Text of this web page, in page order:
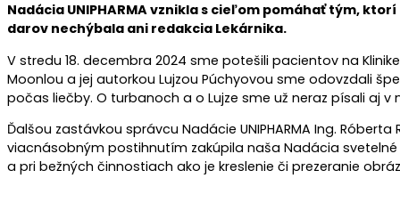
Nadácia UNIPHARMA vznikla s cieľom pomáhať tým,
darov nechýbala ani redakcia Lekárnika.
V stredu 18. decembra 2024 sme potešili pacientov na
Moonlou a jej autorkou Lujzou Púchyovou sme odovzdali
počas liečby. O turbanoch a o Lujze sme už neraz písali aj v
Ďalšou zastávkou správcu Nadácie UNIPHARMA Ing.
viacnásobným postihnutím zakúpila naša Nadácia
a pri bežných činnostiach ako je kreslenie či prezeranie